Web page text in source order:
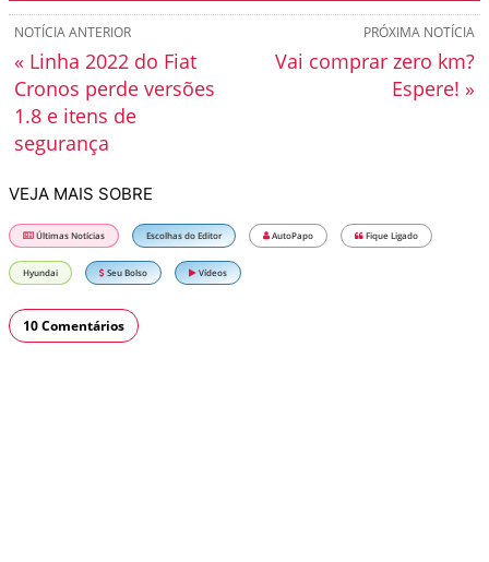
PRÓXIMA NOTÍCIA
Vai comprar zero km?
Espere! »
NOTÍCIA ANTERIOR
« Linha 2022 do Fiat
Cronos perde versões
1.8 e itens de
segurança
VEJA MAIS SOBRE
Últimas Notícias Escolhas do Editor AutoPapo Fique Ligado
Hyundai Seu Bolso Vídeos
10 Comentários